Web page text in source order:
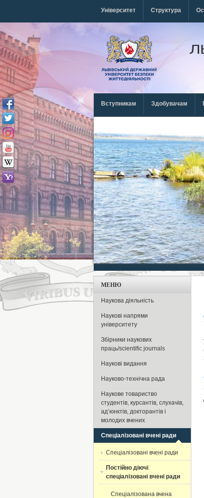
Університет
Структура
Вступникам Здобувачам
МЕНЮ
Наукова діяльність
Наукові напрями
університету
Збірники наукових
праць/scientific journals
Наукові видання
Науково-технічна рада
Наукове товариство
студентів, курсантів, слухачів,
ад’юнктів, докторантів і
молодих вчених
Спеціалізовані вчені ради
Спеціалізовані вчені ради
Постійно діючі
спеціалізовані вчені ради
Спеціалізована вчена